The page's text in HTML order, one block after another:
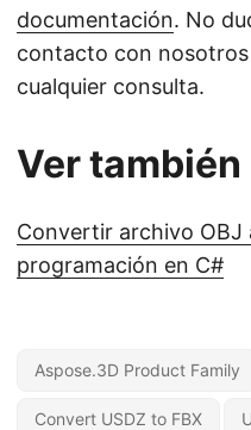
documentación. No
contacto con nosotros
cualquier consulta.
Ver también
Convertir archivo OBJ
programación en C#
Aspose.3D Product Family
Convert USDZ to FBX